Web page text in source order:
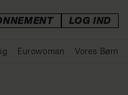
LOG IND
Eurowoman Vores Børn